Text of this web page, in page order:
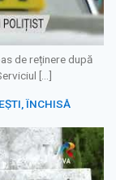
de reținere după
[…]
ÎNCHISĂ